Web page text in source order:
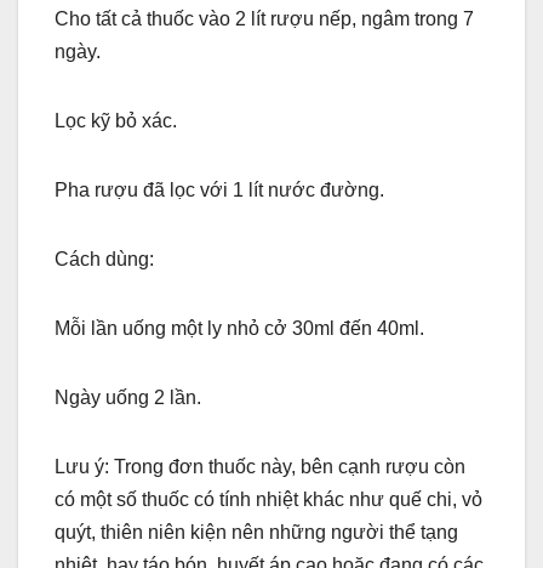
Cho tất cả thuốc vào 2 lít rượu nếp, ngâm trong 7
ngày.
Lọc kỹ bỏ xác.
Pha rượu đã lọc với 1 lít nước đường.
Cách dùng:
Mỗi lần uống một ly nhỏ cở 30ml đến 40ml.
Ngày uống 2 lần.
Lưu ý: Trong đơn thuốc này, bên cạnh rượu còn
có một số thuốc có tính nhiệt khác như quế chi, vỏ
quýt, thiên niên kiện nên những người thể tạng